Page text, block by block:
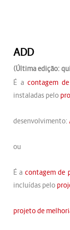
ADD
(Última edição:
É a contagem
instaladas pelo
desenvolvimento:
ou
É a contagem de
incluídas pelo
projeto de